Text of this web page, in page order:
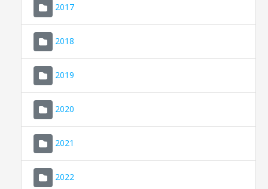
2017
2018
2019
2020
2021
2022